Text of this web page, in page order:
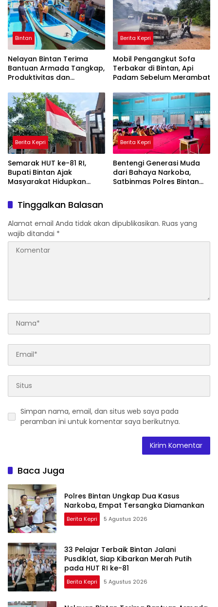
Bintan
Nelayan Bintan Terima
Bantuan Armada Tangkap,
Produktivitas dan
Naik
Berita Kepri
Mobil Pengangkut Sofa
Terbakar di Bintan, Api
Padam Sebelum Merambat
Berita Kepri
Semarak HUT ke-81 RI,
Bupati Bintan Ajak
Masyarakat Hidupkan
Selama Agustus
Berita Kepri
Bentengi Generasi Muda
dari Bahaya Narkoba,
Satbinmas Polres Bintan
Tinggalkan Balasan
Alamat email Anda tidak akan dipublikasikan. Ruas yang
wajib ditandai *
Simpan nama, email, dan situs web saya pada
peramban ini untuk komentar saya berikutnya.
Baca Juga
Polres Bintan Ungkap Dua Kasus
Narkoba, Empat Tersangka Diamankan
Berita Kepri 5 Agustus 2026
33 Pelajar Terbaik Bintan Jalani
Pusdiklat, Siap Kibarkan Merah Putih
pada HUT RI ke-81
Berita Kepri 5 Agustus 2026